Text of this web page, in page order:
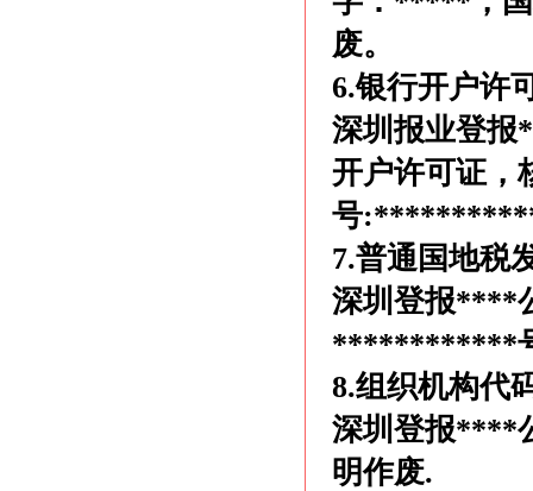
废。
6.银行开户许
深圳报业登
开户许可证
号
7.普通国地税
深圳登报****
************
8.组织机构代
深圳登报****
明作废.